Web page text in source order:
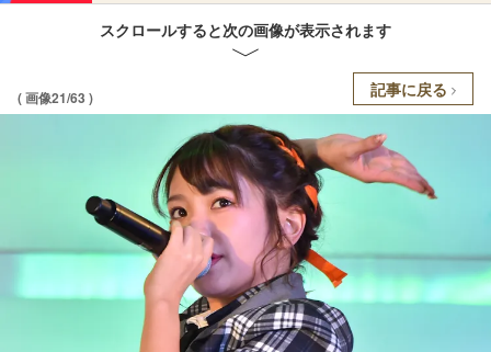
スクロールすると次の画像が表示されます
( 画像21/63 ) 記事に戻る